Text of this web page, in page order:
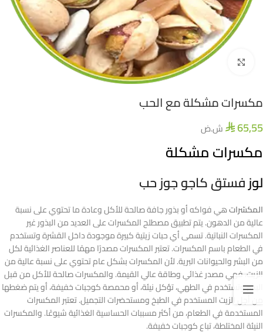
اضغط للتكبير
مكسرات مشكلة مع الحب
⃁65,55 ش.ض
مكسرات مشكلة
لوزفستق كاجو جوز حب
المكسّراتهي فواكه أو بذور جافة صالحة للأكل وعادة ما تحتوي على نسبة
عالية من الدهون. يتم تطبيق مصطلح المكسرات على العديد من البذور غير
المكسرات النباتية. تسمى أي حبات زيتية كبيرة موجودة داخل القشرة وتستخدم
في الطعام باسم المكسرات. تعتبر المكسرات مصدرًا مهمًا للعناصر الغذائية لكل
من البشر والحيوانات البرية. لأن المكسرات بشكل عام تحتوي على نسبة عالية من
الزيت، فهي مصدر غذائي وطاقة عالي القيمة. والمكسرات صالحة للأكل من قبل
البشر وتستخدم في الطهي، تؤكل نيئة، أو محمصة كوجبات خفيفة، أو يتم ضغطها
من أجل الزيت المستخدم في الطبخ ومستحضرات التجميل. تعتبر المكسرات
المستخدمة في الطعام، من أكثر مسببات الحساسية الغذائية شيوعًا. والمكسرات
النيئة المختلطة، تباع كوجبات خفيفة.